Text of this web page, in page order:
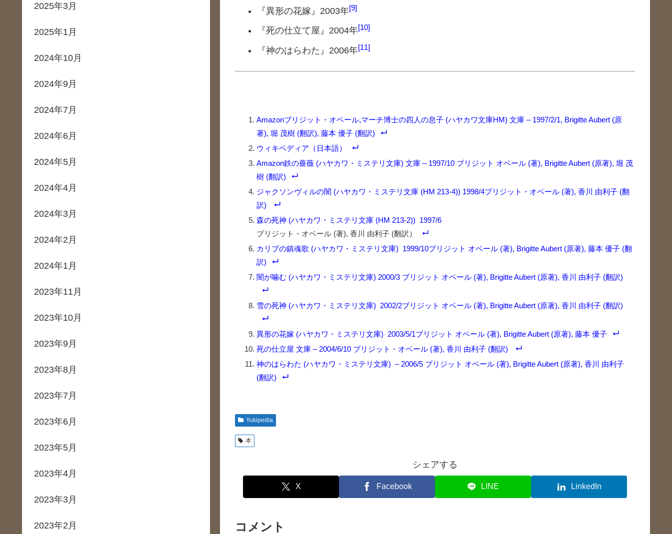
『異形の花嫁』2003年 9
『死の仕立て屋』2004年 10
『神のはらわた』2006年 11
Amazonブリジット・オベール,マーチ博士の四人の息子 (ハヤカワ文庫HM) 文庫 – 1997/2/1, Brigitte Aubert (原
著), 堀 茂樹 (翻訳), 藤本 優子 (翻訳)
ウィキペディア（日本語）
Amazon鉄の薔薇 (ハヤカワ・ミステリ文庫) 文庫 – 1997/10 ブリジット オベール (著), Brigitte Aubert (原著), 堀 茂
樹 (翻訳)
ジャクソンヴィルの闇 (ハヤカワ・ミステリ文庫 (HM 213-4)) 1998/4ブリジット・オベール (著), 香川 由利子 (翻
訳)
森の死神 (ハヤカワ・ミステリ文庫 (HM 213-2)) 1997/6
ブリジット・オベール (著), 香川 由利子 (翻訳）
カリブの鎮魂歌 (ハヤカワ・ミステリ文庫) 1999/10ブリジット オベール (著), Brigitte Aubert (原著), 藤本 優子 (翻
訳)
闇が噛む (ハヤカワ・ミステリ文庫) 2000/3 ブリジット オベール (著), Brigitte Aubert (原著), 香川 由利子 (翻訳)
雪の死神 (ハヤカワ・ミステリ文庫) 2002/2ブリジット オベール (著), Brigitte Aubert (原著), 香川 由利子 (翻訳)
異形の花嫁 (ハヤカワ・ミステリ文庫) 2003/5/1ブリジット オベール (著), Brigitte Aubert (原著), 藤本 優子
死の仕立屋 文庫 – 2004/6/10 ブリジット・オベール (著), 香川 由利子 (翻訳)
神のはらわた (ハヤカワ・ミステリ文庫) – 2006/5 ブリジット オベール (著), Brigitte Aubert (原著), 香川 由利子
(翻訳)
Yukipedia
本
シェアする
X Facebook LINE LinkedIn
コメント
2025年3月
2025年1月
2024年10月
2024年9月
2024年7月
2024年6月
2024年5月
2024年4月
2024年3月
2024年2月
2024年1月
2023年11月
2023年10月
2023年9月
2023年8月
2023年7月
2023年6月
2023年5月
2023年4月
2023年3月
2023年2月